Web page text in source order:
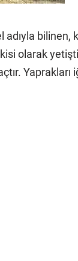
adıyla bilinen,
olarak
Yaprakları